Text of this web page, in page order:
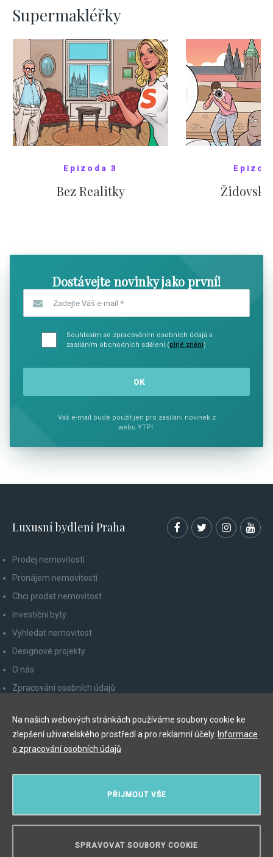
Supermakléřky
Epizoda 3
Bez Realitky
Dostávejte novinky jako první!
Souhlasím se zpracováním osobních údajů a
zasíláním obchodních sdělení (plné znění)
Váš e-mail bude použit jen pro zasílání novinek z
webu YTPI.
Luxusní bydlení Praha
Prodej nemovitostí
Pronájem nemovitostí
Chci prodat nemovitost
Investiční byty
Vyhledat nemovitost
Designové projekty
O nás
Zpracování osobních údajů
Odhlášení z newsletteru
Myslíková 245/3, 110 00 Praha 1
PŘIJMOUT VŠE
SPRAVOVAT SOUBORY COOKIE
Na našich webových stránkách používáme soubory cookie ke
zlepšení uživatelského prostředí a pro reklamní účely. Informace
o zpracování osobních údajů